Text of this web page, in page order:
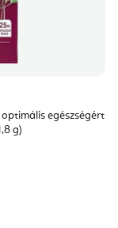
egészségért
g)